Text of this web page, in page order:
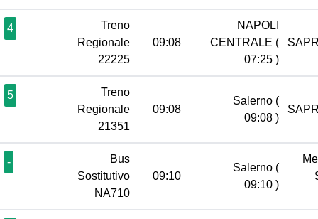
4
Treno
Regionale
22225
09:08
NAPOLI
CENTRALE (
07:25 )
5
Treno
Regionale
21351
09:08
Salerno (
09:08 )
-
Bus
Sostitutivo
NA710
09:10
Salerno (
09:10 )